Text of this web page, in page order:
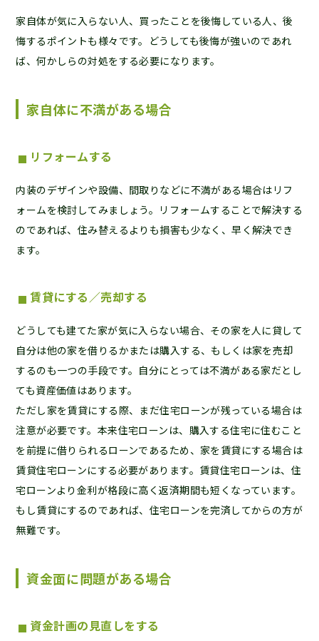
家自体が気に入らない人、買ったことを後悔している人、後
悔するポイントも様々です。どうしても後悔が強いのであれ
ば、何かしらの対処をする必要になります。
家自体に不満がある場合
リフォームする
内装のデザインや設備、間取りなどに不満がある場合はリフ
ォームを検討してみましょう。リフォームすることで解決する
のであれば、住み替えるよりも損害も少なく、早く解決でき
ます。
賃貸にする／売却する
どうしても建てた家が気に入らない場合、その家を人に貸して
自分は他の家を借りるかまたは購入する、もしくは家を売却
するのも一つの手段です。自分にとっては不満がある家だとし
ても資産価値はあります。
ただし家を賃貸にする際、まだ住宅ローンが残っている場合は
注意が必要です。本来住宅ローンは、購入する住宅に住むこと
を前提に借りられるローンであるため、家を賃貸にする場合は
賃貸住宅ローンにする必要があります。賃貸住宅ローンは、住
宅ローンより金利が格段に高く返済期間も短くなっています。
もし賃貸にするのであれば、住宅ローンを完済してからの方が
無難です。
資金面に問題がある場合
資金計画の見直しをする